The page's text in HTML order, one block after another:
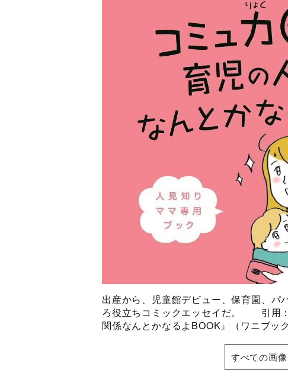
出産から、児童館デビュー、保育園、パ
ろ役立ちコミックエッセイだ。 引用
関係なんとかなるよBOOK』（ワニブック
すべての画像